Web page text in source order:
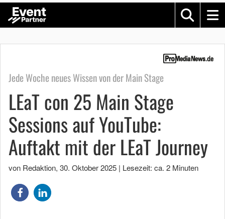
Jede Woche neues Wissen von der Main Stage
LEaT con 25 Main Stage
Sessions auf YouTube:
Auftakt mit der LEaT Journey
von Redaktion, 30. Oktober 2025 | Lesezeit: ca. 2 Minuten